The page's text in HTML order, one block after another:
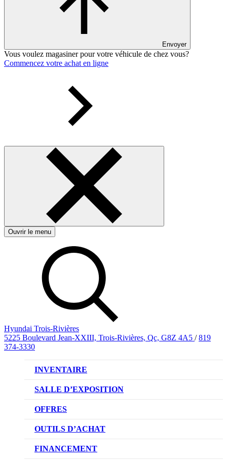
Envoyer
Vous voulez magasiner pour votre véhicule de chez vous?
Commencez votre achat en ligne
Ouvrir le menu
Hyundai Trois-Rivières
5225 Boulevard Jean-XXIII, Trois-Rivières, Qc, G8Z 4A5 / 819
374-3330
INVENTAIRE
VÉHICULES NEUFS
VÉHICULES D’OCCASION
SALLE D’EXPOSITION
OFFRES
OFFRE DE VÉHICULES NEUFS
OFFRES DU CONCESSIONNAIRE
OUTILS D’ACHAT
CL!QUEZ ET ACHETEZ HYUNDAI
FINANCEMENT